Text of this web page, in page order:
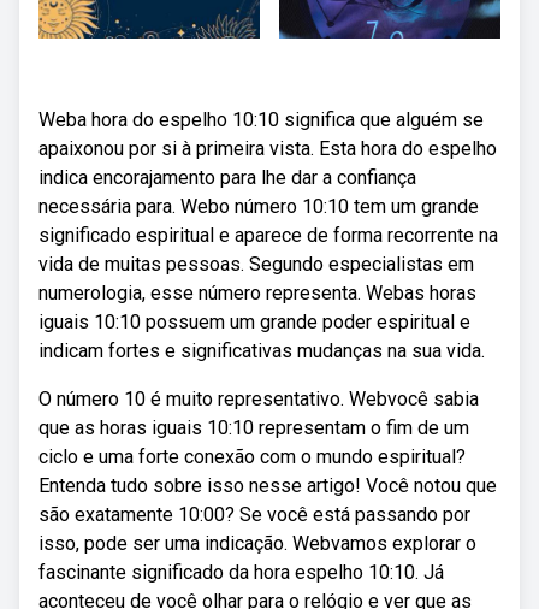
Weba hora do espelho 10:10 significa que alguém se
apaixonou por si à primeira vista. Esta hora do espelho
indica encorajamento para lhe dar a confiança
necessária para. Webo número 10:10 tem um grande
significado espiritual e aparece de forma recorrente na
vida de muitas pessoas. Segundo especialistas em
numerologia, esse número representa. Webas horas
iguais 10:10 possuem um grande poder espiritual e
indicam fortes e significativas mudanças na sua vida.
O número 10 é muito representativo. Webvocê sabia
que as horas iguais 10:10 representam o fim de um
ciclo e uma forte conexão com o mundo espiritual?
Entenda tudo sobre isso nesse artigo! Você notou que
são exatamente 10:00? Se você está passando por
isso, pode ser uma indicação. Webvamos explorar o
fascinante significado da hora espelho 10:10. Já
aconteceu de você olhar para o relógio e ver que as